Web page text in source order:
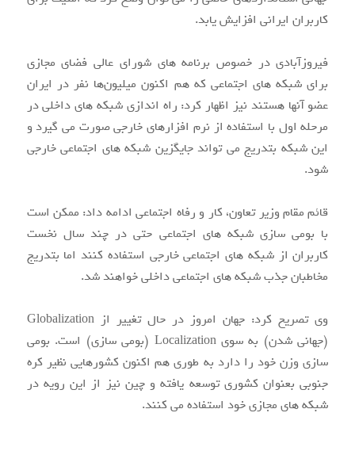
کاربران ایرانی افزایش یابد.
فیروزآبادی در خصوص برنامه های شورای عالی فضای مجازی
برای شبکه های اجتماعی که هم اکنون میلیون‌ها نفر در ایران
عضو آنها هستند نیز اظهار کرد: راه اندازی شبکه های داخلی در
مرحله اول با استفاده از نرم افزارهای خارجی صورت می گیرد و
این شبکه بتدریج می تواند جایگزین شبکه های اجتماعی خارجی
شود.
قائم مقام وزیر تعاون، کار و رفاه اجتماعی ادامه داد: ممکن است
با بومی سازی شبکه های اجتماعی حتی در چند سال نخست
کاربران از شبکه های اجتماعی خارجی استفاده کنند اما بتدریج
مخاطبان جذب شبکه های اجتماعی داخلی خواهند شد.
وی تصریح کرد: جهان امروز در حال تغییر از Globalization
(جهانی شدن) به سوی Localization (بومی سازی) است. بومی
سازی وزن خود را دارد به طوری هم اکنون کشورهایی نظیر کره
جنوبی بعنوان کشوری توسعه یافته و چین نیز از این رویه در
شبکه های مجازی خود استفاده می کنند.